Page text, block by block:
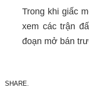
Trong khi giấc
xem các trận
đoạn mở bán
SHARE.